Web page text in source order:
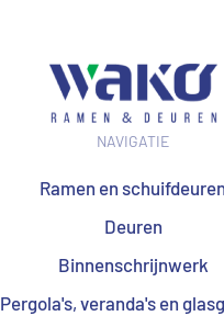
NAVIGATIE
Ramen en schuifdeuren
Deuren
Binnenschrijnwerk
Pergola's, veranda's en